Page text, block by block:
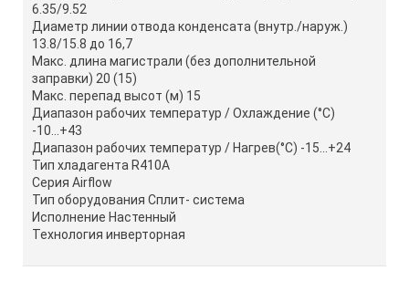
6.35/9.52
Диаметр линии отвода конденсата (внутр./наруж.)
13.8/15.8 до 16,7
Макс. длина магистрали (без дополнительной
заправки) 20 (15)
Макс. перепад высот (м) 15
Диапазон рабочих температур / Охлаждение (°C)
-10...+43
Диапазон рабочих температур / Нагрев(°C) -15...+24
Тип хладагента R410A
Серия Airflow
Тип оборудования Сплит- система
Исполнение Настенный
Технология инверторная